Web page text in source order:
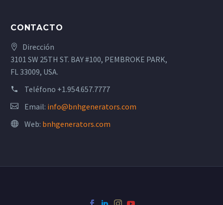
CONTACTO
Dirección
3101 SW 25TH ST. BAY #100, PEMBROKE PARK,
FL 33009, USA.
Teléfono +1.954.657.7777
Email: info@bnhgenerators.com
Web: bnhgenerators.com